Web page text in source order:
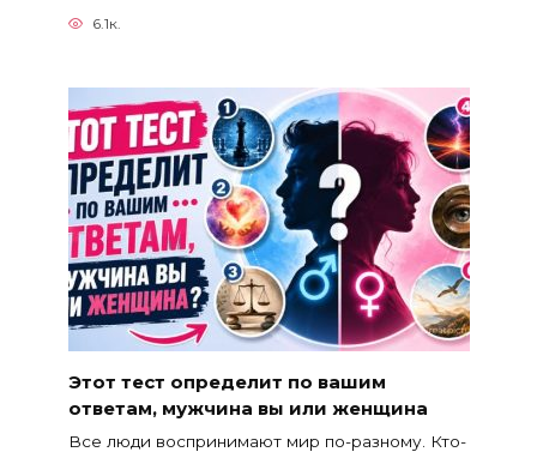
6.1к.
Этот тест определит по вашим
ответам, мужчина вы или женщина
Все люди воспринимают мир по-разному. Кто-